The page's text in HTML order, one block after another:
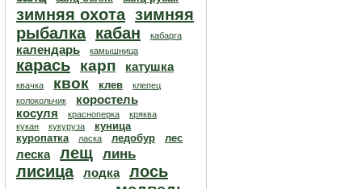
зимняя охота зимняя
рыбалка кабан кабарга
календарь камышница
карась карп катушка
квачка квок клев
клепец
колокольчик
коростель
косуля
красноперка
кряква
кукан
кукуруза
куница
куропатка
ласка ледобур лес
леска лещ линь
лисица лодка лось